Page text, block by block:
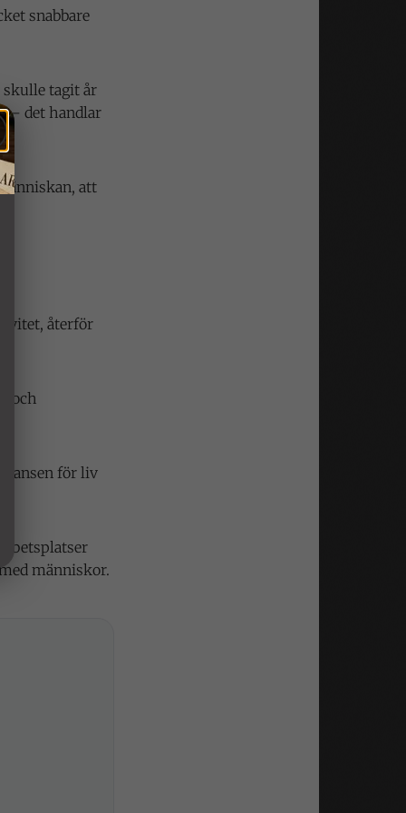
snabbare
skulle tagit år
– det handlar
att
återför
och
för liv
människor.